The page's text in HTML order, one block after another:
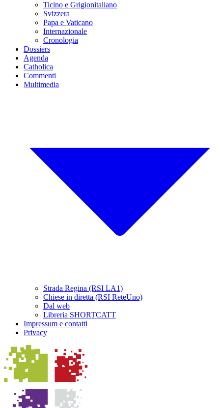
Ticino e Grigionitaliano
Svizzera
Papa e Vaticano
Internazionale
Cronologia
Dossiers
Agenda
Catholica
Commenti
Multimedia
Strada Regina (RSI LA1)
Chiese in diretta (RSI ReteUno)
Dal web
Libreria SHORTCATT
Impressum e contatti
Privacy